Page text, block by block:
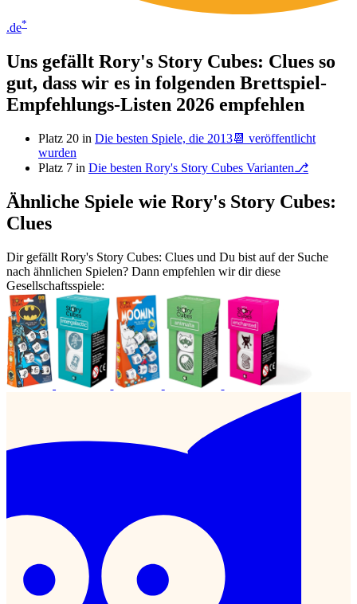
.de*
Uns gefällt Rory's Story Cubes: Clues so
gut, dass wir es in folgenden Brettspiel-
Empfehlungs-Listen 2026 empfehlen
Platz 20 in Die besten Spiele, die 2013📆 veröffentlicht
wurden
Platz 7 in Die besten Rory's Story Cubes Varianten⎇
Ähnliche Spiele wie Rory's Story Cubes:
Clues
Dir gefällt Rory's Story Cubes: Clues und Du bist auf der Suche
nach ähnlichen Spielen? Dann empfehlen wir dir diese
Gesellschaftsspiele: